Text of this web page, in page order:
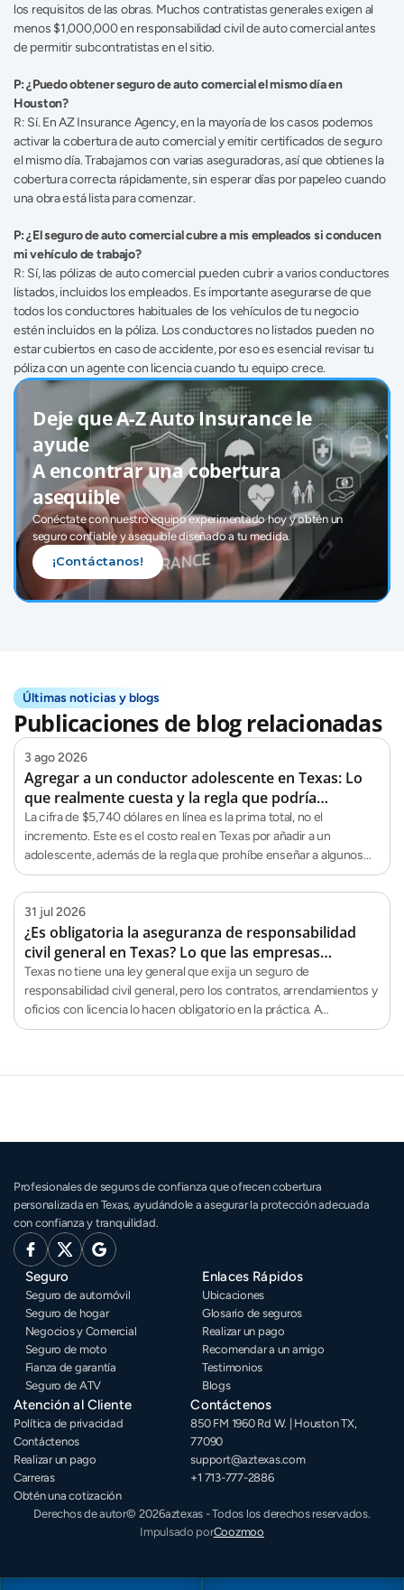
los requisitos de las obras. Muchos contratistas generales exigen al
menos $1,000,000 en responsabilidad civil de auto comercial antes
de permitir subcontratistas en el sitio.
P: ¿Puedo obtener seguro de auto comercial el mismo día en
Houston?
R: Sí. En AZ Insurance Agency, en la mayoría de los casos podemos
activar la cobertura de auto comercial y emitir certificados de seguro
el mismo día. Trabajamos con varias aseguradoras, así que obtienes la
cobertura correcta rápidamente, sin esperar días por papeleo cuando
una obra está lista para comenzar.
P: ¿El seguro de auto comercial cubre a mis empleados si conducen
mi vehículo de trabajo?
R: Sí, las pólizas de auto comercial pueden cubrir a varios conductores
listados, incluidos los empleados. Es importante asegurarse de que
todos los conductores habituales de los vehículos de tu negocio
estén incluidos en la póliza. Los conductores no listados pueden no
estar cubiertos en caso de accidente, por eso es esencial revisar tu
póliza con un agente con licencia cuando tu equipo crece.
Deje que A-Z Auto Insurance le
ayude
A encontrar una cobertura
asequible
Conéctate con nuestro equipo experimentado hoy y obtén un
seguro confiable y asequible diseñado a tu medida.
¡Contáctanos!
Últimas noticias y blogs
Publicaciones de blog relacionadas
3 ago 2026
Agregar a un conductor adolescente en Texas: Lo
que realmente cuesta y la regla que podría
descalificarte para enseñarle
La cifra de $5,740 dólares en línea es la prima total, no el
incremento. Este es el costo real en Texas por añadir a un
adolescente, además de la regla que prohíbe enseñar a algunos
padres.
31 jul 2026
¿Es obligatoria la aseguranza de responsabilidad
civil general en Texas? Lo que las empresas
realmente necesitan saber
Texas no tiene una ley general que exija un seguro de
responsabilidad civil general, pero los contratos, arrendamientos y
oficios con licencia lo hacen obligatorio en la práctica. A
continuación, te explicamos cuándo lo necesitas.
Profesionales de seguros de confianza que ofrecen cobertura
personalizada en Texas, ayudándole a asegurar la protección adecuada
con confianza y tranquilidad.
Seguro
Seguro de automóvil
Seguro de hogar
Negocios y Comercial
Seguro de moto
Fianza de garantía
Seguro de ATV
Enlaces Rápidos
Ubicaciones
Glosario de seguros
Realizar un pago
Recomendar a un amigo
Testimonios
Blogs
Atención al Cliente
Política de privacidad
Contáctenos
Realizar un pago
Carreras
Obtén una cotización
Contáctenos
850 FM 1960 Rd W. | Houston TX,
77090
support@aztexas.com
+1 713-777-2886
Derechos de autor© 2026aztexas - Todos los derechos reservados.
Impulsado porCoozmoo